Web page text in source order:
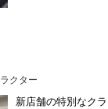
クター
新店舗の特別なクラ